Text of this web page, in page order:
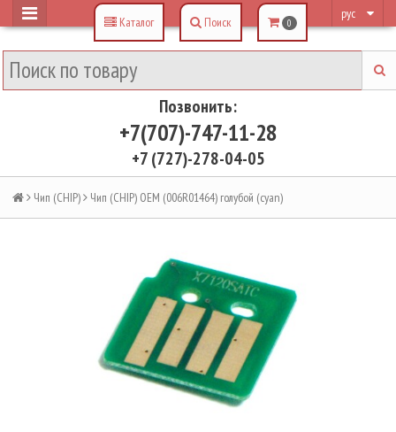
рус
Позвонить:
+7(707)-747-11-28
+7 (727)-278-04-05
Каталог Поиск 0
Чип (CHIP) Чип (CHIP) OEM (006R01464) голубой (cyan)